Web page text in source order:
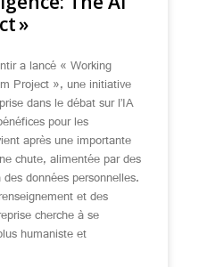
»
a lancé « Working
Project », une initiative
dans le débat sur l’IA
pour les
après une importante
chute, alimentée par des
données personnelles.
et des
cherche à se
humaniste et